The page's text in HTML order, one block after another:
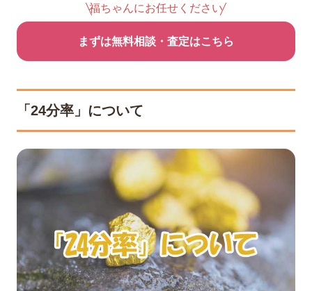
福ちゃんにお任せください
まずは無料相談・査定はこちら
「24分率」について